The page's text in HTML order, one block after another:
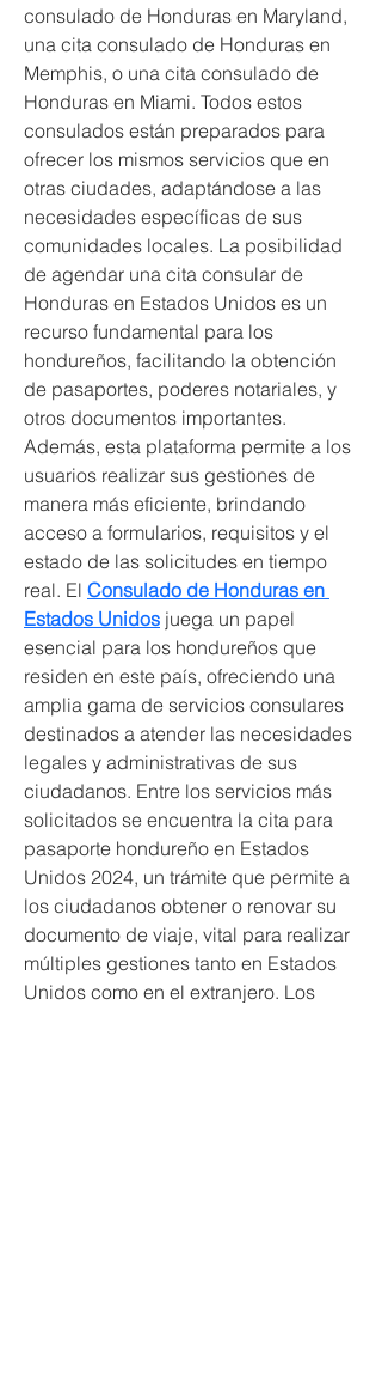
consulado de Honduras en Maryland,
una cita consulado de Honduras en
Memphis, o una cita consulado de
Honduras en Miami. Todos estos
consulados están preparados para
ofrecer los mismos servicios que en
otras ciudades, adaptándose a las
necesidades específicas de sus
comunidades locales. La posibilidad
de agendar una cita consular de
Honduras en Estados Unidos es un
recurso fundamental para los
hondureños, facilitando la obtención
de pasaportes, poderes notariales, y
otros documentos importantes.
Además, esta plataforma permite a los
usuarios realizar sus gestiones de
manera más eficiente, brindando
acceso a formularios, requisitos y el
estado de las solicitudes en tiempo
real. El Consulado de Honduras en
Estados Unidos juega un papel
esencial para los hondureños que
residen en este país, ofreciendo una
amplia gama de servicios consulares
destinados a atender las necesidades
legales y administrativas de sus
ciudadanos. Entre los servicios más
solicitados se encuentra la cita para
pasaporte hondureño en Estados
Unidos 2024, un trámite que permite a
los ciudadanos obtener o renovar su
documento de viaje, vital para realizar
múltiples gestiones tanto en Estados
Unidos como en el extranjero. Los